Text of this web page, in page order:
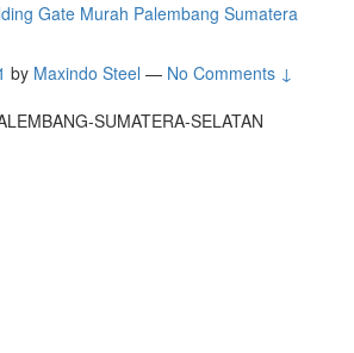
Gate Murah Palembang Sumatera
by Maxindo Steel — No Comments ↓
SUMATERA-SELATAN